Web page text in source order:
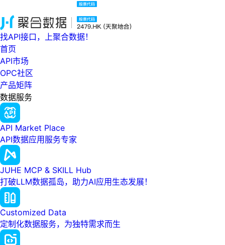
找API接口，上聚合数据！
首页
API市场
OPC社区
产品矩阵
数据服务
API Market Place
API数据应用服务专家
JUHE MCP & SKILL Hub
打破LLM数据孤岛，助力AI应用生态发展！
Customized Data
定制化数据服务，为独特需求而生